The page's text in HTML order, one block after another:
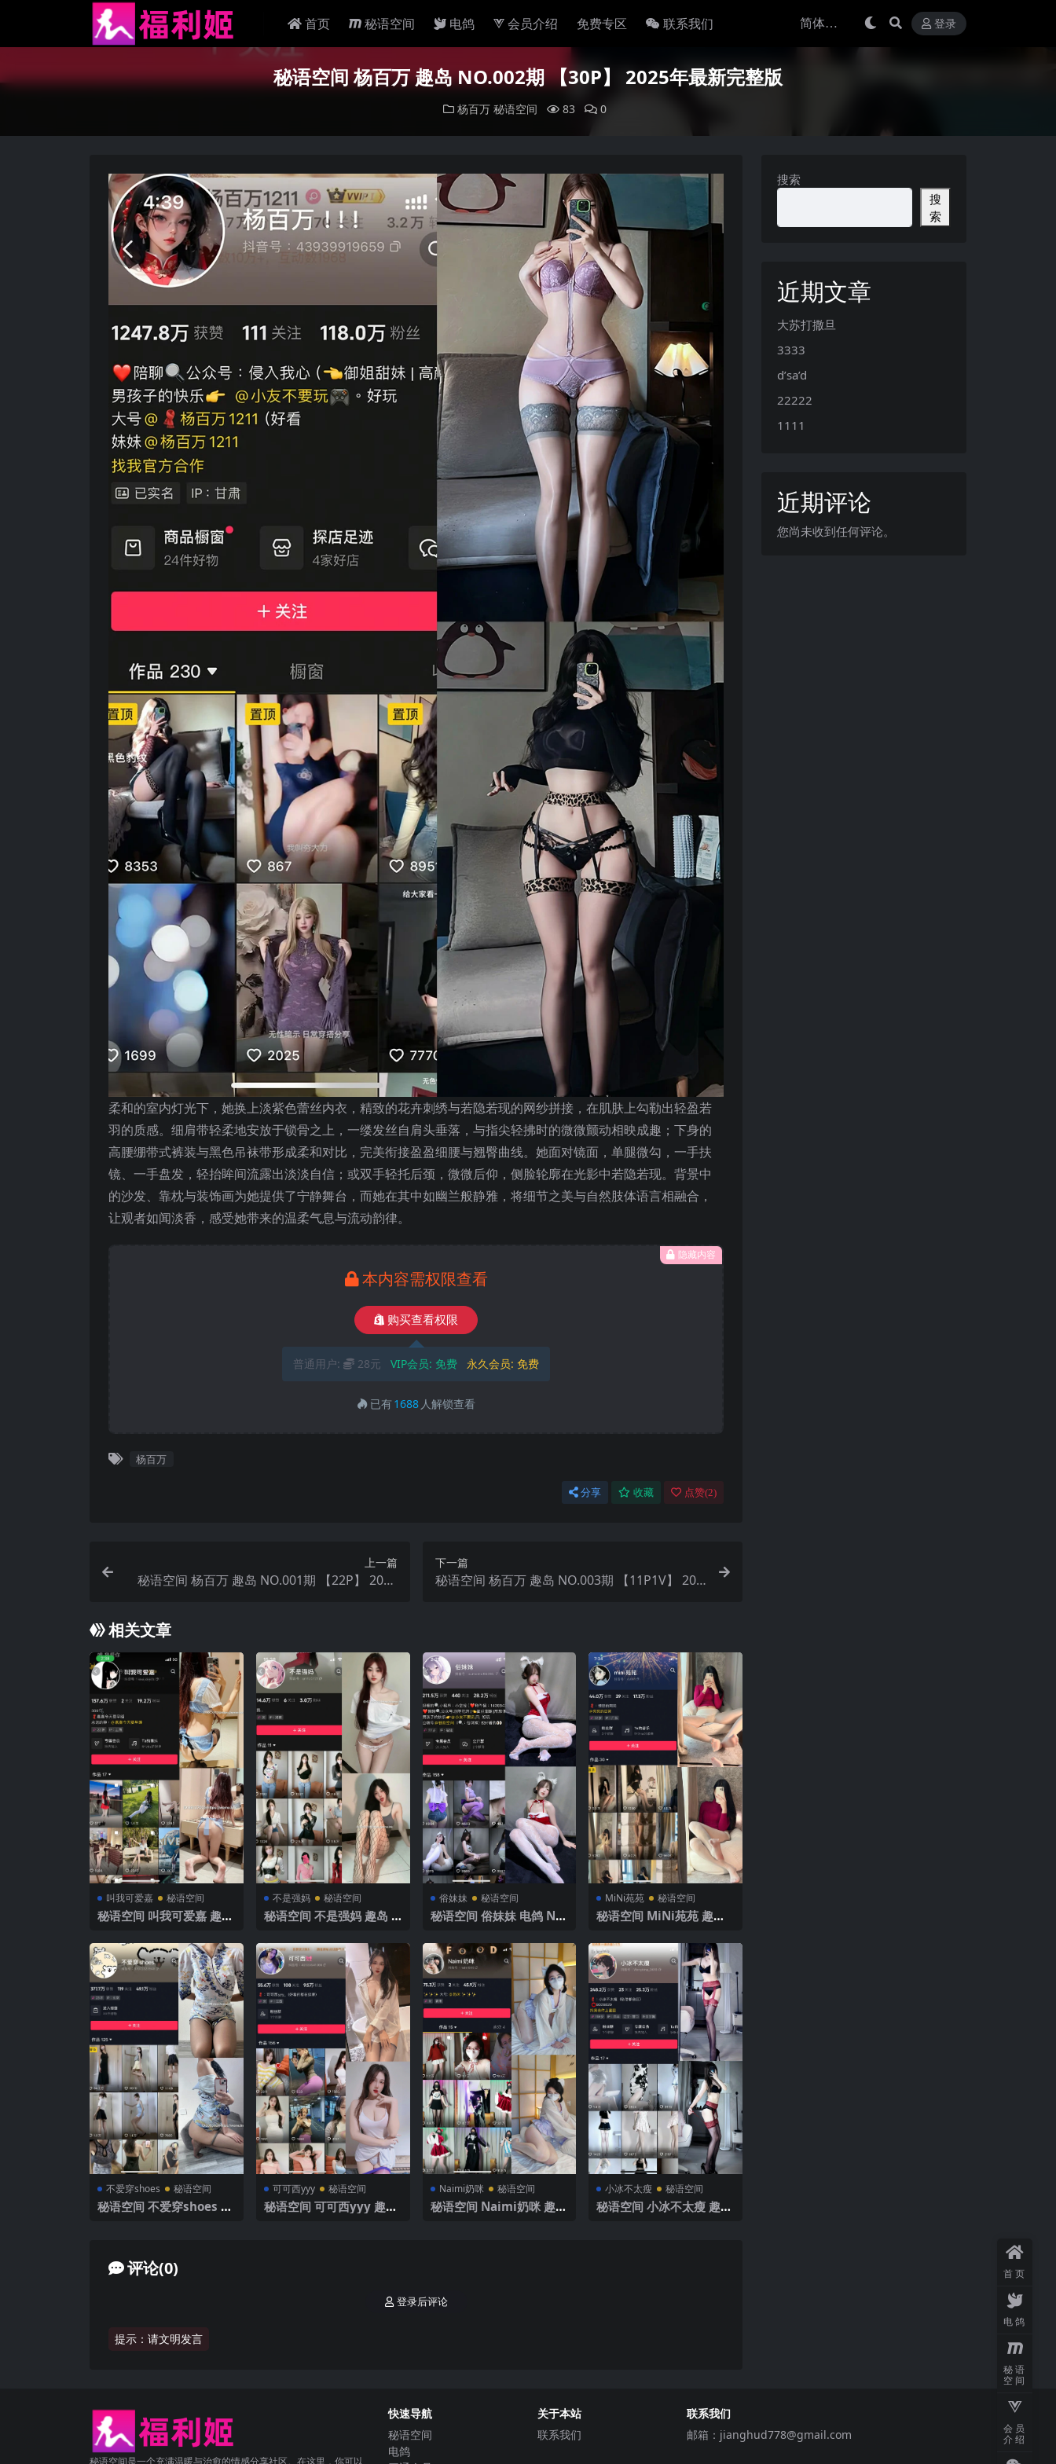
首页 秘语空间 电鸽 会员介绍 免费专区 联系我们 登录
秘语空间 杨百万 趣岛 NO.002期 【30P】 2025年最新完整版
杨百万 秘语空间 83 0
柔和的室内灯光下，她换上淡紫色蕾丝内衣，精致的花卉刺绣与若隐若现的网纱拼接，在肌肤上勾勒出轻盈若
羽的质感。细肩带轻柔地安放于锁骨之上，一缕发丝自肩头垂落，与指尖轻拂时的微微颤动相映成趣；下身的
高腰绷带式裤装与黑色吊袜带形成柔和对比，完美衔接盈盈细腰与翘臀曲线。她面对镜面，单腿微勾，一手扶
镜、一手盘发，轻抬眸间流露出淡淡自信；或双手轻托后颈，微微后仰，侧脸轮廓在光影中若隐若现。背景中
的沙发、靠枕与装饰画为她提供了宁静舞台，而她在其中如幽兰般静雅，将细节之美与自然肢体语言相融合，
让观者如闻淡香，感受她带来的温柔气息与流动韵律。
隐藏内容
本内容需权限查看
购买查看权限
普通用户: 28元 VIP会员: 免费 永久会员: 免费
已有1688 人解锁查看
杨百万
分享 收藏 点赞(2)
上一篇
秘语空间 杨百万 趣岛 NO.001期 【22P】 2025
下一篇
秘语空间 杨百万 趣岛 NO.003期 【11P1V】 202
相关文章
叫我可爱嘉 秘语空间
秘语空间 叫我可爱嘉 趣岛
年最新完整版
不是强妈 秘语空间
秘语空间 不是强妈 趣岛 N
最新完整版
俗妹妹 秘语空间
秘语空间 俗妹妹 电鸽 NO.
年最新完整版
MiNi苑苑 秘语空间
秘语空间 MiNi苑苑 趣岛
年最新完整版
不爱穿shoes 秘语空间
秘语空间 不爱穿shoes 趣
可可西yyy 秘语空间
秘语空间 可可西yyy 趣岛
Naimi奶咪 秘语空间
秘语空间 Naimi奶咪 趣岛
小冰不太瘦 秘语空间
秘语空间 小冰不太瘦 趣岛
评论(0)
提示：请文明发言
登录后评论
搜索
搜
索
近期文章
大苏打撒旦
3333
d’sa’d
22222
1111
近期评论
您尚未收到任何评论。
秘语空间是一个充满温暖与治愈的情感分享社区。在这里，你可以
快速导航
秘语空间
电鸽
关于本站
联系我们
联系我们
邮箱： jianghud778@gmail.com
首页
电鸽
秘语
空间
会员
介绍